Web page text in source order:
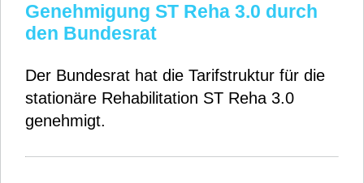
Genehmigung ST Reha 3.0 durch
den Bundesrat
Der Bundesrat hat die Tarifstruktur für die
stationäre Rehabilitation ST Reha 3.0
genehmigt.